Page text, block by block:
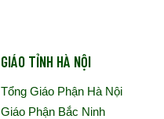
GIÁO TỈNH HÀ NỘI
Tổng Giáo Phận Hà Nội
Giáo Phận Bắc Ninh